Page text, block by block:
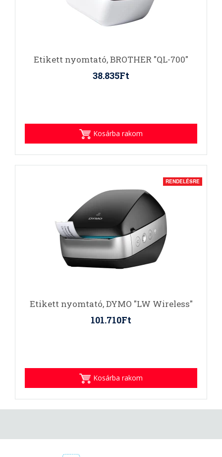
Etikett nyomtató, BROTHER "QL-700"
38.835Ft
Kosárba rakom
RENDELÉSRE
Etikett nyomtató, DYMO "LW Wireless"
101.710Ft
Kosárba rakom